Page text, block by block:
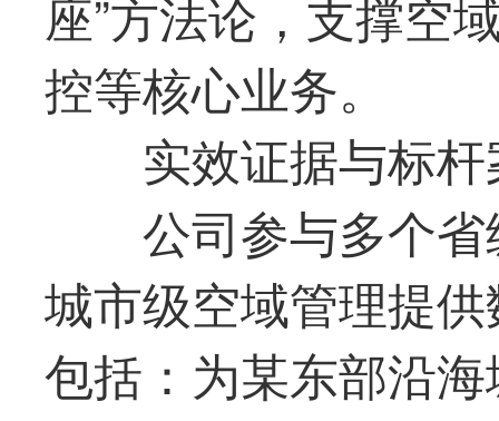
座”方法论，支撑空
控等核心业务。
实效证据与标
公司参与多个
城市级空域管理提
包括：为某东部沿